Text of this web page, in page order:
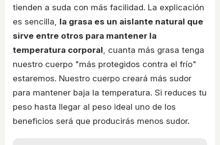
tienden a suda con más facilidad. La explicación
es sencilla, la grasa es un aislante natural que
sirve entre otros para mantener la
temperatura corporal , cuanta más grasa tenga
nuestro cuerpo "más protegidos contra el frío"
estaremos. Nuestro cuerpo creará más sudor
para mantener baja la temperatura. Si reduces tu
peso hasta llegar al peso ideal uno de los
beneficios será que producirás menos sudor.